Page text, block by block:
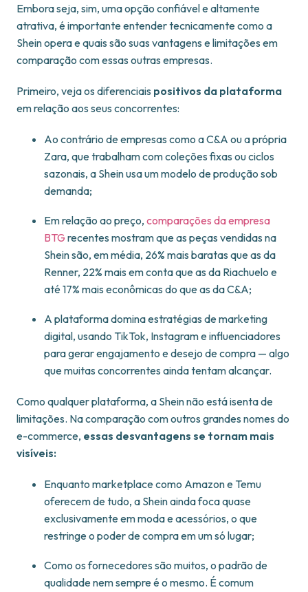
Embora seja, sim, uma opção confiável e altamente
atrativa, é importante entender tecnicamente como a
Shein opera e quais são suas vantagens e limitações em
comparação com essas outras empresas.
Primeiro, veja os diferenciais positivos da plataforma
em relação aos seus concorrentes:
Ao contrário de empresas como a C&A ou a própria
Zara, que trabalham com coleções fixas ou ciclos
sazonais, a Shein usa um modelo de produção sob
demanda;
Em relação ao preço, comparações da empresa
BTG recentes mostram que as peças vendidas na
Shein são, em média, 26% mais baratas que as da
Renner, 22% mais em conta que as da Riachuelo e
até 17% mais econômicas do que as da C&A;
A plataforma domina estratégias de marketing
digital, usando TikTok, Instagram e influenciadores
para gerar engajamento e desejo de compra — algo
que muitas concorrentes ainda tentam alcançar.
Como qualquer plataforma, a Shein não está isenta de
limitações. Na comparação com outros grandes nomes do
e-commerce, essas desvantagens se tornam mais
visíveis:
Enquanto marketplace como Amazon e Temu
oferecem de tudo, a Shein ainda foca quase
exclusivamente em moda e acessórios, o que
restringe o poder de compra em um só lugar;
Como os fornecedores são muitos, o padrão de
qualidade nem sempre é o mesmo. É comum